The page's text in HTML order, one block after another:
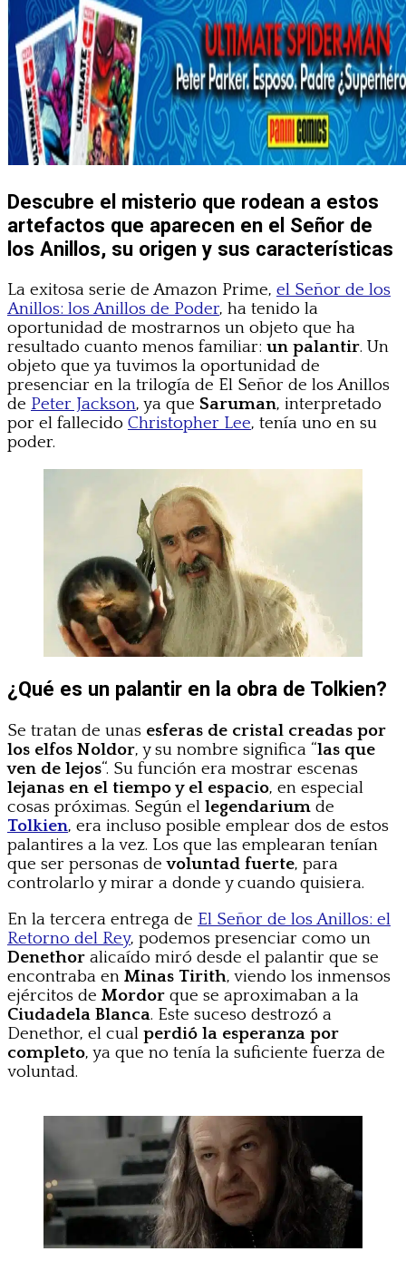
Descubre el misterio que rodean a estos
artefactos que aparecen en el Señor de
los Anillos, su origen y sus características
La exitosa serie de Amazon Prime, el Señor de los
Anillos: los Anillos de Poder, ha tenido la
oportunidad de mostrarnos un objeto que ha
resultado cuanto menos familiar: un palantir. Un
objeto que ya tuvimos la oportunidad de
presenciar en la trilogía de El Señor de los Anillos
de Peter Jackson, ya que Saruman, interpretado
por el fallecido Christopher Lee, tenía uno en su
poder.
¿Qué es un palantir en la obra de Tolkien?
Se tratan de unas esferas de cristal creadas por
los elfos Noldor, y su nombre significa “las que
ven de lejos“. Su función era mostrar escenas
lejanas en el tiempo y el espacio, en especial
cosas próximas. Según el legendarium de
Tolkien, era incluso posible emplear dos de estos
palantires a la vez. Los que las emplearan tenían
que ser personas devoluntad fuerte, para
controlarlo y mirar a donde y cuando quisiera.
En la tercera entrega de El Señor de los Anillos: el
Retorno del Rey, podemos presenciar como un
Denethor alicaído miró desde el palantir que se
encontraba en Minas Tirith, viendo los inmensos
ejércitos de Mordor que se aproximaban a la
Ciudadela Blanca. Este suceso destrozó a
Denethor, el cual perdió la esperanza por
completo, ya que no tenía la suficiente fuerza de
voluntad.